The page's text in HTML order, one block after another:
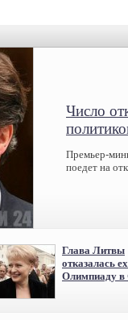
Число
Премьер-
поедет на
Глава Литвы
отказалась
Олимпиаду в